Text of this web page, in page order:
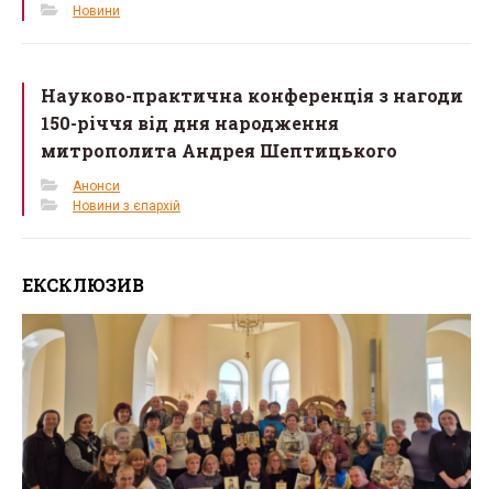
Новини
Науково-практична конференція з нагоди
150-річчя від дня народження
митрополита Андрея Шептицького
Анонси
Новини з єпархій
ЕКСКЛЮЗИВ